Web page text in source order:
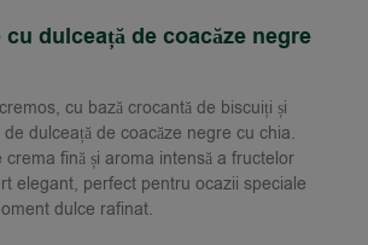
cu dulceață de coacăze negre
cu bază crocantă de biscuiți și
dulceață de coacăze negre cu chia.
fină și aroma intensă a fructelor
elegant, perfect pentru ocazii speciale
dulce rafinat.